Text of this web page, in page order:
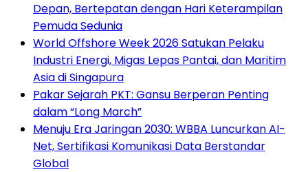
Depan, Bertepatan dengan Hari Keterampilan
Pemuda Sedunia
World Offshore Week 2026 Satukan Pelaku
Industri Energi, Migas Lepas Pantai, dan Maritim
Asia di Singapura
Pakar Sejarah PKT: Gansu Berperan Penting
dalam “Long March”
Menuju Era Jaringan 2030: WBBA Luncurkan AI-
Net, Sertifikasi Komunikasi Data Berstandar
Global